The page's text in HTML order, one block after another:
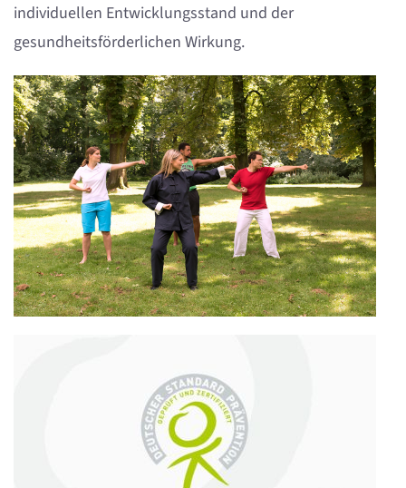
individuellen Entwicklungsstand und der
gesundheitsförderlichen Wirkung.